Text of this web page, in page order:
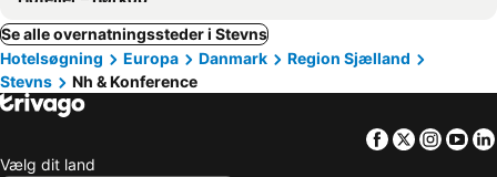
Se alle overnatningssteder i Stevns
Hotelsøgning
Europa Danmark
Region Sjælland
Stevns
Nh & Konference
Facebook
Twitter
Vælg dit land